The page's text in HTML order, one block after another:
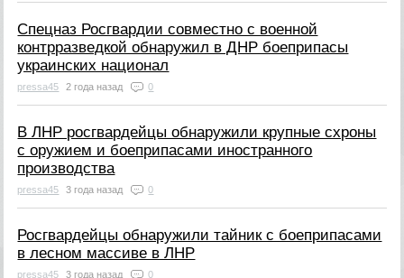
Спецназ Росгвардии совместно с военной
контрразведкой обнаружил в ДНР боеприпасы
украинских национал
pressa45 2 года назад 0
В ЛНР росгвардейцы обнаружили крупные схроны
с оружием и боеприпасами иностранного
производства
pressa45 3 года назад 0
Росгвардейцы обнаружили тайник с боеприпасами
в лесном массиве в ЛНР
pressa45 3 года назад 0